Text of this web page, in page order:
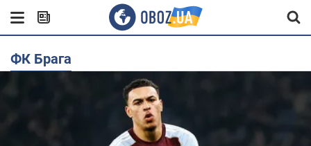
ФК Брага